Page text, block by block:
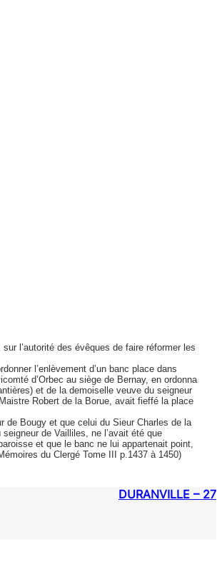
l’autorité des évêques de faire réformer les
l’enlèvement d’un banc place dans
d’Orbec au siège de Bernay, en ordonna
et de la demoiselle veuve du seigneur
Robert de la Borue, avait fieffé la place
de Bougy et que celui du Sieur Charles de la
de Vailliles, ne l’avait été que
et que le banc ne lui appartenait point,
du Clergé Tome III p.1437 à 1450)
DURANVILLE – 27